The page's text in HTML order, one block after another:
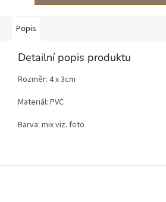
Popis
Detailní popis produktu
Rozměr: 4 x 3cm
Materiál: PVC
Barva: mix viz. foto
Z